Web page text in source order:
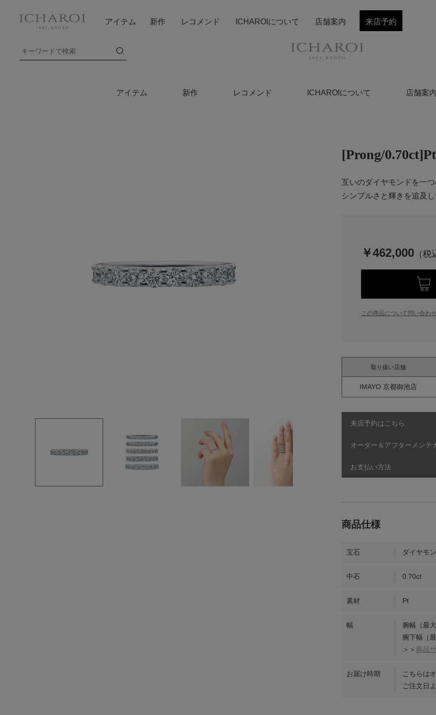
アイテム 新作 レコメンド ICHAROIについて 店舗案内
アイテム 新作 レコメンド ICHAROIについて 店舗案内 来店予約
[Prong/
互いのダイヤモンドを一
シンプルさと輝きを追及
￥462,000
この商品について問い合わ
取り扱い店舗
IMAYO 京都御池店
来店予約はこちら
オーダー＆アフターメンテ
お支払い方法
宝石 ダイヤモ
中石 0.70ct
素材 Pt
幅
腕幅（最
腕下幅（
＞＞ 商品
お届け時期
こちらは
ご注文日